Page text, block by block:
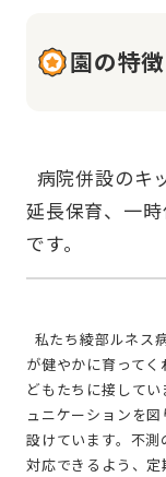
園の特徴
延長保育、一
が健やかに育って
どもたちに接して
ュニケーションを
設けています。不
対応できるよう、